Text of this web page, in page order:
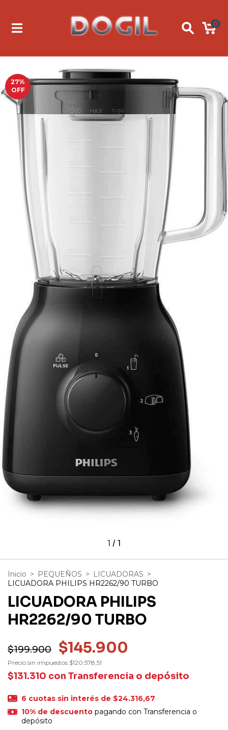
0
27%
OFF
1 / 1
Inicio > PEQUEÑOS > LICUADORAS >
LICUADORA PHILIPS HR2262/90 TURBO
LICUADORA PHILIPS
HR2262/90 TURBO
$199.900 $145.900
Precio sin impuestos $120.578,51
$131.310 con Transferencia o depósito
6 cuotas sin interés de $24.316,67
10% de descuentopagando con Transferencia o
depósito